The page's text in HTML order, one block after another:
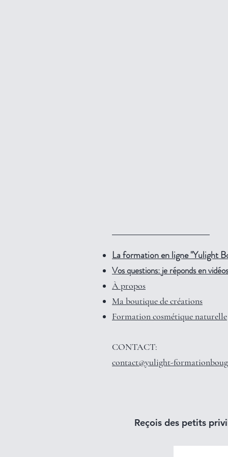
La formation en ligne "Yulight
Vos questions: je réponds en
À propos
Ma boutique de créations
Formation cosmétique naturelle
CONTACT:
contact@yulight-
Reçois des petits